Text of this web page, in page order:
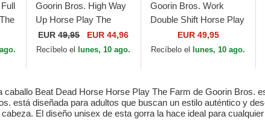
Goorin Bros. High Way
Up Horse Play The
Farm Red Trucker Hat
EUR49,95 EUR 44,96
Recíbelo el lunes, 10 ago.
Goorin Bros. Work
Double Shift Horse Play
The Farm Green
Trucker Hat
EUR 49,95
Recíbelo el lunes, 10 ago.
caballo Beat Dead Horse Horse Play The Farm de Goorin Bros.
está diseñada para adultos que buscan un estilo auténtico y
El diseño unisex de esta gorra la hace ideal para